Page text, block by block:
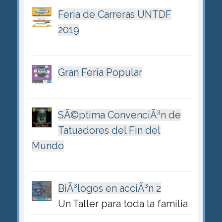
Feria de Carreras UNTDF
2019
Gran Feria Popular
SÃ©ptima ConvenciÃ³n de
Tatuadores del Fin del
Mundo
BiÃ³logos en acciÃ³n 2
Un Taller para toda la familia